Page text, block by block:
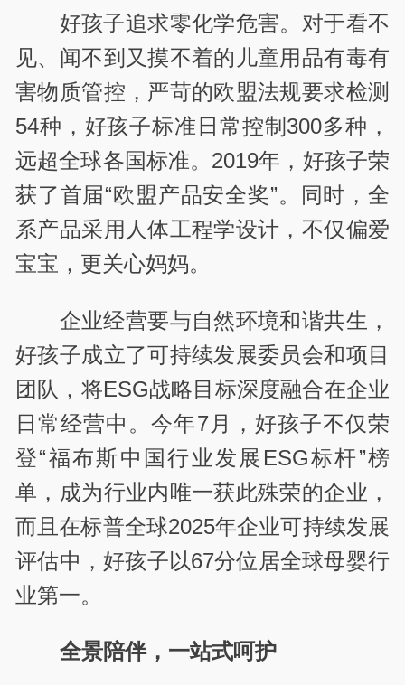
好孩子追求零化学危害。对于看不
见、闻不到又摸不着的儿童用品有毒有
害物质管控，严苛的欧盟法规要求检测
54种，好孩子标准日常控制300多种，
远超全球各国标准。2019年，好孩子荣
获了首届“欧盟产品安全奖”。同时，全
系产品采用人体工程学设计，不仅偏爱
宝宝，更关心妈妈。
企业经营要与自然环境和谐共生，
好孩子成立了可持续发展委员会和项目
团队，将ESG战略目标深度融合在企业
日常经营中。今年7月，好孩子不仅荣
登“福布斯中国行业发展ESG标杆”榜
单，成为行业内唯一获此殊荣的企业，
而且在标普全球2025年企业可持续发展
评估中，好孩子以67分位居全球母婴行
业第一。
全景陪伴，一站式呵护